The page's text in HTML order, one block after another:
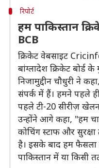
रिपोर्ट
हम पाकिस्तान
BCB
क्रिकेट वेबसाइट
बांग्लादेश क्रिकेट बोर्ड
निजामुद्दीन चौधुरी ने
संपर्क में हैं। हमने पहले
पहले टी-20 सीरीज़
उन्होंने आगे कहा, "हम
कोचिंग स्टाफ और
है। इसके बाद हम फैसला
पाकिस्तान में या किसी